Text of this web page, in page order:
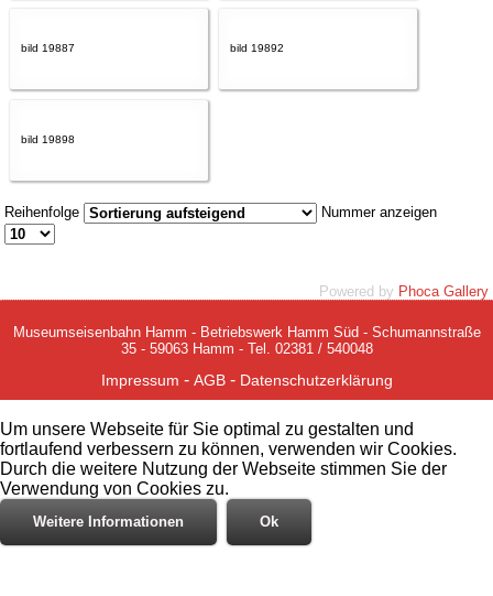
bild 19887 bild 19892
bild 19898
Reihenfolge Nummer anzeigen
Powered by Phoca Gallery
Museumseisenbahn Hamm - Betriebswerk Hamm Süd - Schumannstraße
35 - 59063 Hamm - Tel. 02381 / 540048
Impressum - AGB- Datenschutzerklärung
Um unsere Webseite für Sie optimal zu gestalten und
fortlaufend verbessern zu können, verwenden wir Cookies.
Durch die weitere Nutzung der Webseite stimmen Sie der
Verwendung von Cookies zu.
Weitere Informationen Ok